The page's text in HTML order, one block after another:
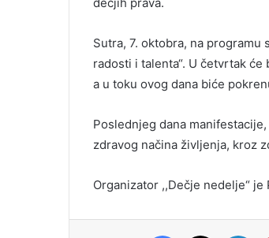
Sutra, 7. oktobra, na programu
radosti i talenta“. U četvrtak će
a u toku ovog dana biće
Poslednjeg dana
zdravog načina življenja, kroz
Organizator ,,Dečje nedelje“ je
Facebook